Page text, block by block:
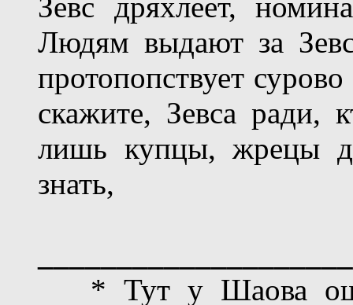
Людям выдают за
протопопствует
скажите, Зевса ради,
лишь купцы, жрецы
знать,
* Тут у Шаова